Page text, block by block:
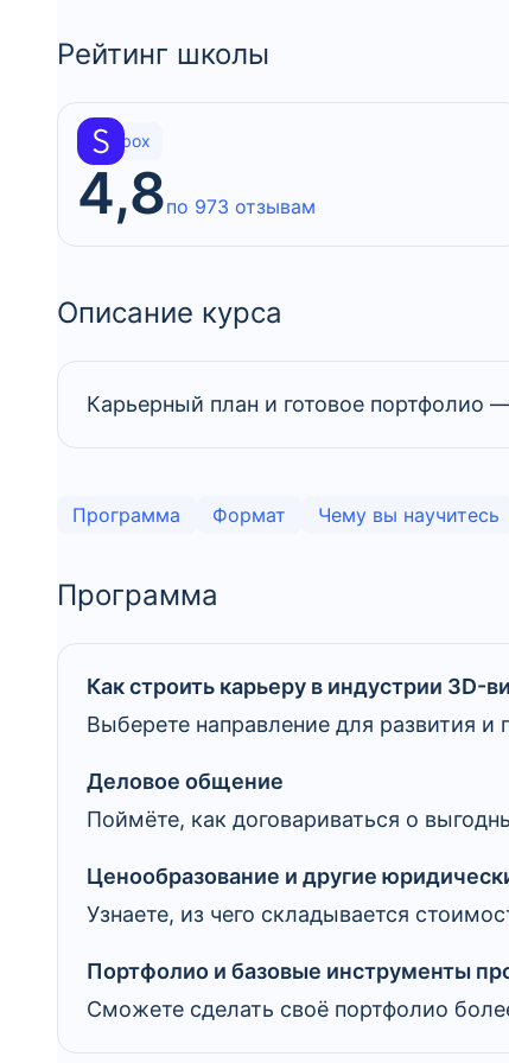
Рейтинг школы
Skillbox
4,8по 973 отзывам
Описание курса
Карьерный план и готовое портфолио
Программа Формат Чему вы научитесь
Программа
Как строить карьеру в индустрии 3D-
Выберете направление для развития
Деловое общение
Поймёте, как договариваться о
Ценообразование и другие
Узнаете, из чего складывается
Портфолио и базовые инструменты
Сможете сделать своё портфолио